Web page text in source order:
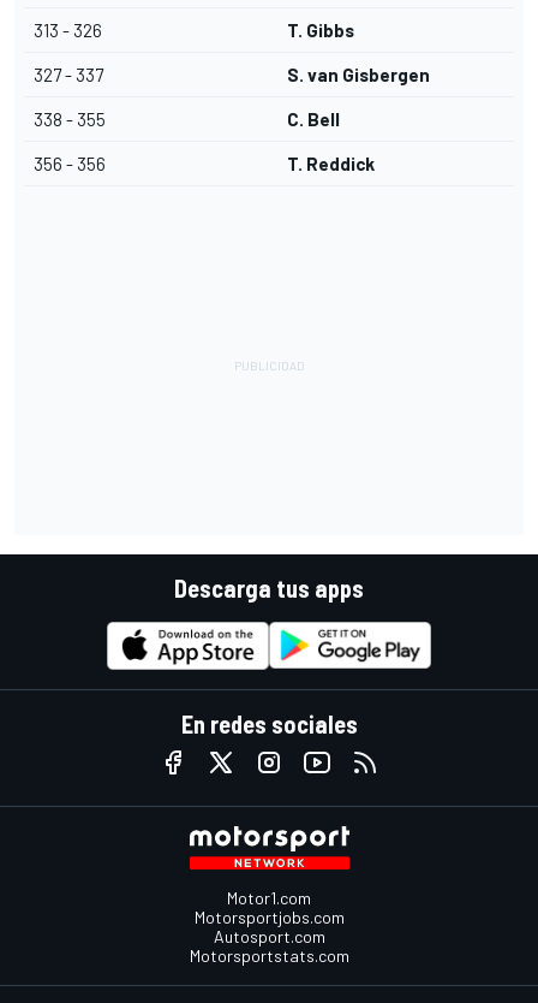
313 - 326 T. Gibbs
327 - 337 S. van Gisbergen
338 - 355 C. Bell
356 - 356 T. Reddick
Descarga tus apps
En redes sociales
Motor1.com
Motorsportjobs.com
Autosport.com
Motorsportstats.com